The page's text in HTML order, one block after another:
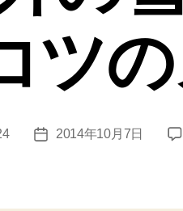
ツ
投
2014年10月7日